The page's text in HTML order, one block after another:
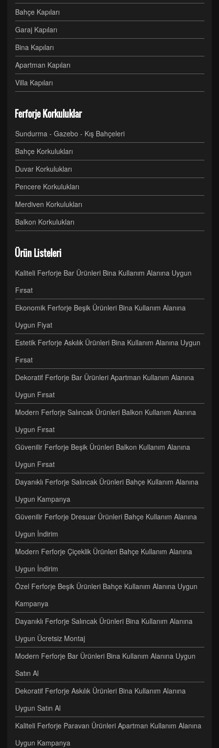
Bahçe Kapıları
Garaj Kapıları
Bina Kapıları
Apartman Kapıları
Villa Kapıları
Ferforje Korkuluklar
Sundurma - Gazebo - Kış Bahçeleri
Bahçe Korkulukları
Duvar Korkulukları
Pencere Korkulukları
Merdiven Korkulukları
Balkon Korkulukları
Ürün Listeleri
Kaliteli Ferforje Bar Ürünleri Bina Kullanım Alanına Uygun
Fırsat
Ekonomik Ferforje Beşik Ürünleri Bina Kullanım Alanına
Uygun Fiyat
Estetik Ferforje Askılık Ürünleri Bina Kullanım Alanına Uygun
Fırsat
Dekoratif Ferforje Bar Ürünleri Apartman Kullanım Alanına
Uygun Fırsat
Modern Ferforje Salıncak Ürünleri Balkon Kullanım Alanına
Uygun Fırsat
Güvenilir Ferforje Beşik Ürünleri Balkon Kullanım Alanına
Uygun Fırsat
Dayanıklı Ferforje Salıncak Ürünleri Bahçe Kullanım Alanına
Uygun Kampanya
Güvenilir Ferforje Dresuar Ürünleri Bahçe Kullanım Alanına
Uygun İndirim
Modern Ferforje Çiçeklik Ürünleri Bahçe Kullanım Alanına
Uygun İndirim
Özel Ferforje Beşik Ürünleri Bahçe Kullanım Alanına Uygun
Kampanya
Dayanıklı Ferforje Salıncak Ürünleri Bina Kullanım Alanına
Uygun Ücretsiz Montaj
Modern Ferforje Bar Ürünleri Bina Kullanım Alanına Uygun
Satın Al
Dekoratif Ferforje Askılık Ürünleri Bina Kullanım Alanına
Uygun Satın Al
Kaliteli Ferforje Paravan Ürünleri Apartman Kullanım Alanına
Uygun Kampanya